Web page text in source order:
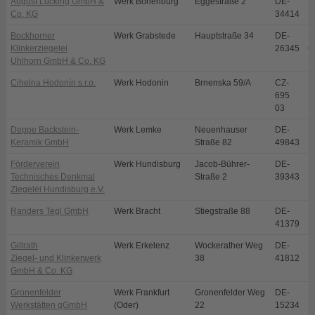
Co. KG
34414
Bockhorner
Klinkerziegelei
Uhlhorn GmbH & Co. KG
Werk Grabstede Hauptstraße 34
DE-
26345
Cihelna Hodonín s.r.o. Werk Hodonin Brnenska 59/A
CZ-
695
03
Deppe Backstein-
Keramik GmbH
Werk Lemke
Neuenhauser
Straße 82
DE-
49843
Förderverein
Technisches Denkmal
Ziegelei Hundisburg e.V.
Werk Hundisburg
Jacob-Bührer-
Straße 2
DE-
39343
Randers Tegl GmbH Werk Bracht Stiegstraße 88
DE-
41379
Gillrath
Ziegel- und Klinkerwerk
GmbH & Co. KG
Werk Erkelenz
Wockerather Weg
38
DE-
41812
Gronenfelder
Werkstätten gGmbH
Werk Frankfurt
(Oder)
Gronenfelder Weg
22
DE-
15234